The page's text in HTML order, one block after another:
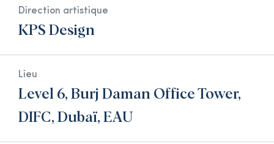
Direction artistique
KPS Design
Lieu
Level 6, Burj Daman Office Tower,
DIFC, Dubaï, EAU